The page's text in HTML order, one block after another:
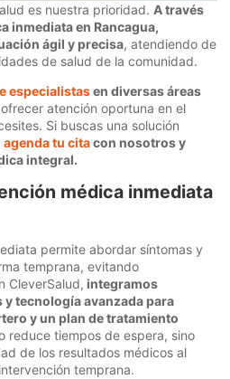
es nuestra prioridad. A través
inmediata en Rancagua,
ágil y precisa, atendiendo de
de salud de la comunidad.
especialistasen diversas áreas
atención oportuna en el
Si buscas una solución
agenda tu citacon nosotros y
integral.
médica inmediata
permite abordar síntomas y
temprana, evitando
CleverSalud, integramos
tecnología avanzada para
y un plan de tratamiento
reduce tiempos de espera, sino
de los resultados médicos al
temprana.